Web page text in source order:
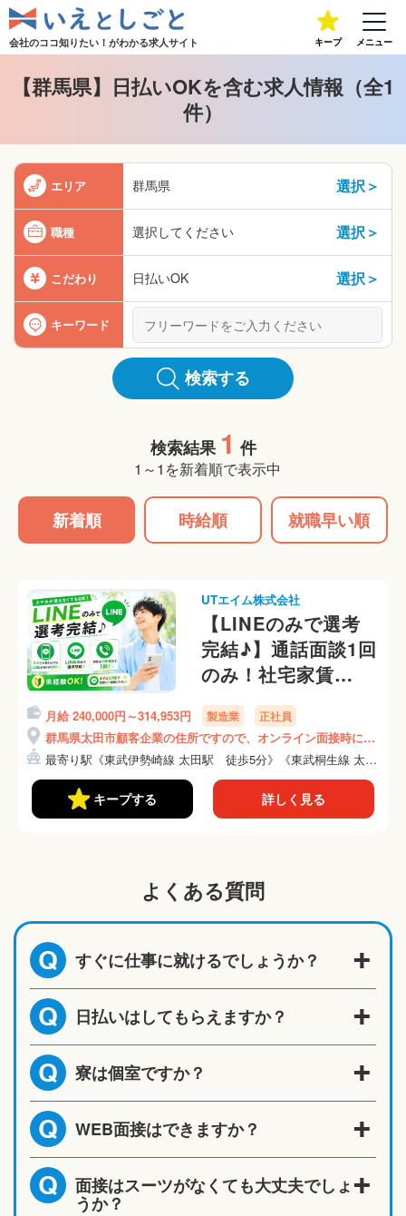
会社のココ知りたい！がわかる求人サイト キープ メニュー
【群馬県】日払いOKを含む求人情報（全1
件）
エリア 群馬県 選択＞
職種 選択してください 選択＞
こだわり 日払いOK 選択＞
キーワード
検索する
検索結果 1 件
1～1を新着順で表示中
新着順 時給順 就職早い順
UTエイム株式会社
【LINEのみで選考
完結♪】通話面談1回
のみ！社宅家賃
100％補助！（1R個
室アパート）【スマ
ホレンタルサービス
あり】
《AADK1C》
月給 240,000円～314,953円 製造業 正社員
群馬県太田市顧客企業の住所ですので、オンライン面接時にご
説明いたします！
最寄り駅《東武伊勢崎線 太田駅 徒歩5分》《東武桐生線 太
田...
キープする 詳しく見る
よくある質問
Q すぐに仕事に就けるでしょうか？
Q 日払いはしてもらえますか？
Q 寮は個室ですか？
Q WEB面接はできますか？
Q 面接はスーツがなくても大丈夫でしょ
うか？